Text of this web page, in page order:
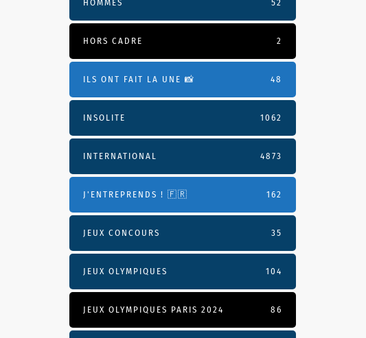
HOMMES 52
HORS CADRE 2
ILS ONT FAIT LA UNE 📸 48
INSOLITE 1062
INTERNATIONAL 4873
J'ENTREPRENDS ! 🇫🇷 162
JEUX CONCOURS 35
JEUX OLYMPIQUES 104
JEUX OLYMPIQUES PARIS 2024 86